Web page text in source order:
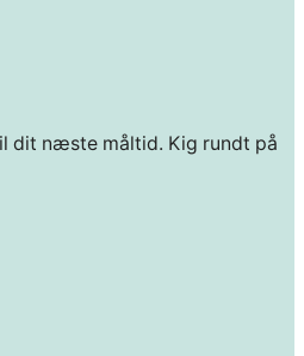
dit næste måltid. Kig rundt på